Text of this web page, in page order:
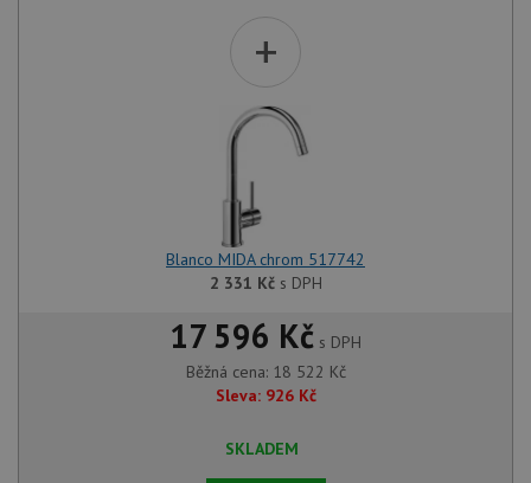
+
Blanco MIDA chrom 517742
2 331 Kčs DPH
17 596 Kč s DPH
Běžná cena: 18 522 Kč
Sleva: 926 Kč
SKLADEM